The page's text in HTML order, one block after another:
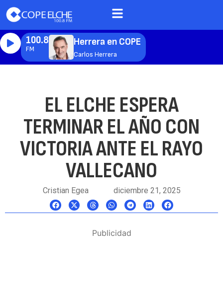
100.8
FM
Herrera en COPE
Carlos Herrera
EL ELCHE ESPERA
TERMINAR EL AÑO CON
VICTORIA ANTE EL RAYO
VALLECANO
Cristian Egea diciembre 21, 2025
Publicidad